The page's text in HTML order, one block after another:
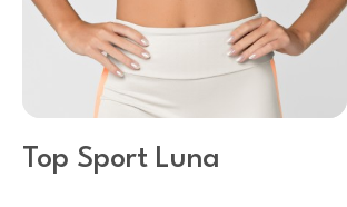
Top Sport Luna